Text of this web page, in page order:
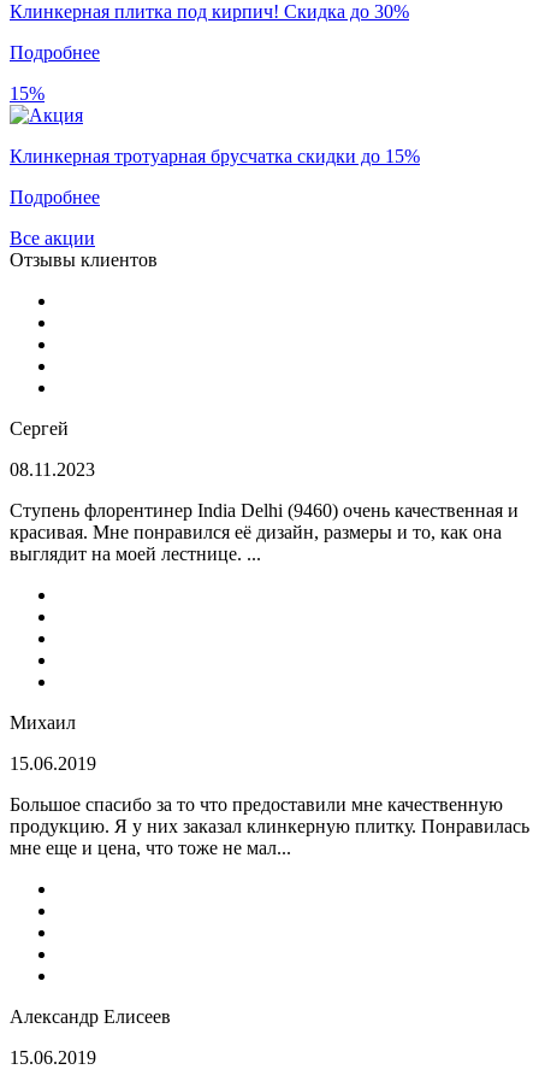
Клинкерная плитка под кирпич! Скидка до 30%
Подробнее
15%
Клинкерная тротуарная брусчатка скидки до 15%
Подробнее
Все акции
Отзывы клиентов
Сергей
08.11.2023
Ступень флорентинер India Delhi (9460) очень качественная и
красивая. Мне понравился её дизайн, размеры и то, как она
выглядит на моей лестнице. ...
Михаил
15.06.2019
Большое спасибо за то что предоставили мне качественную
продукцию. Я у них заказал клинкерную плитку. Понравилась
мне еще и цена, что тоже не мал...
Александр Елисеев
15.06.2019